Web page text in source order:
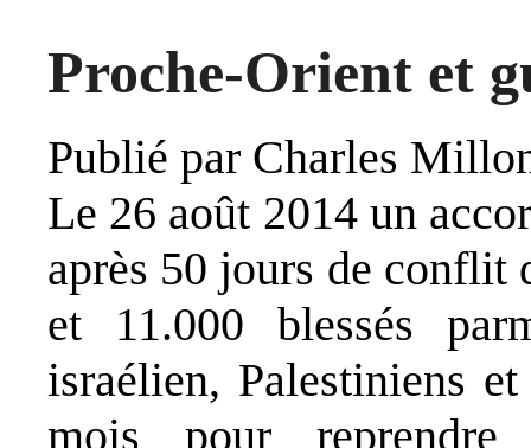
Proche-Orient et
Publié par Charles
Le 26 août 2014 un
après 50 jours de conflit
et 11.000 blessés
israélien, Palestiniens
mois pour reprendre